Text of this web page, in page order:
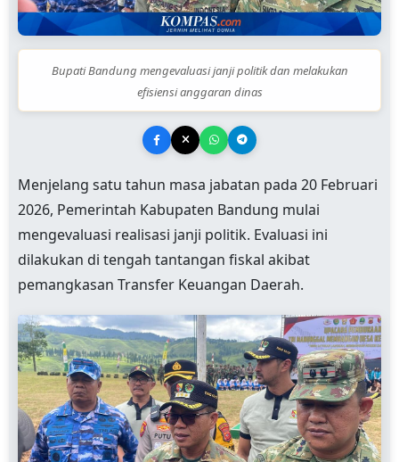
Bupati Bandung mengevaluasi janji politik dan melakukan
efisiensi anggaran dinas
Menjelang satu tahun masa jabatan pada 20 Februari
2026, Pemerintah Kabupaten Bandung mulai
mengevaluasi realisasi janji politik. Evaluasi ini
dilakukan di tengah tantangan fiskal akibat
pemangkasan Transfer Keuangan Daerah.